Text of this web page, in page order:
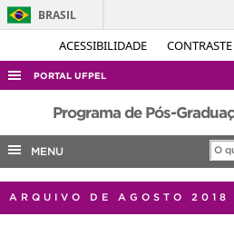
ACESSIBILIDADE CONTRASTE
BRASIL
PORTAL UFPEL
ACESSO À INFORMAÇÃO
AUDITORIA
COBALTO
CONCURSOS
Programa de Pós-
MENU
ARQUIVO DE AGOSTO 2018